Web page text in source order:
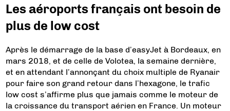
Les aéroports français ont besoin de
plus de low cost
Après le démarrage de la base d’easyJet à Bordeaux, en
mars 2018, et de celle de Volotea, la semaine dernière,
et en attendant l’annonçant du choix multiple de Ryanair
pour faire son grand retour dans l’hexagone, le trafic
low cost s’affirme plus que jamais comme le moteur de
la croissance du transport aérien en France. Un moteur